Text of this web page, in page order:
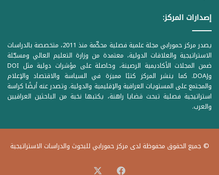
إصدارات المركز:
يصدر مركز حمورابي مجلة علمية فصلية محكّمة منذ 2011، متخصصة بالدراسات
الاستراتيجية والعلاقات الدولية، معتمدة من وزارة التعليم العالي ومسجّلة
ضمن المجلات الأكاديمية الرصينة، وحاصلة على مؤشرات دولية مثل DOI
وDOAJ. كما ينشر المركز كتبًا مميزة في السياسة والاقتصاد والإعلام
والمجتمع على المستويات العراقية والإقليمية والدولية. وتصدر عنه أيضًا كراسة
استراتيجية فصلية تبحث قضايا راهنة، يكتبها نخبة من الباحثين العراقيين
والعرب.
© جميع الحقوق محفوظة لدى مركز حمورابي للبحوث والدراسات الاستراتيجية
فيسبوك